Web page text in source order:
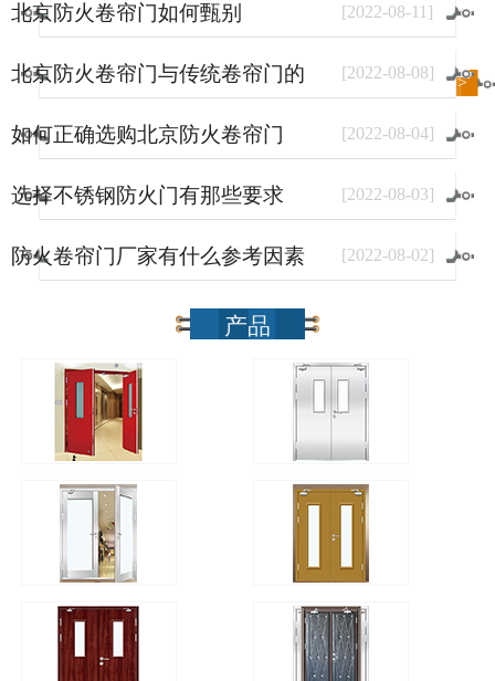
北京防火卷帘门如何甄别 [2022-08-11 ]
北京防火卷帘门与传统卷帘门的
区别
[2022-08-08]
如何正确选购北京防火卷帘门 [2022-08-04]
选择不锈钢防火门有那些要求 [2022-08-03]
防火卷帘门厂家有什么参考因素 [2022-08-02]
进入新闻 频道>>
产品